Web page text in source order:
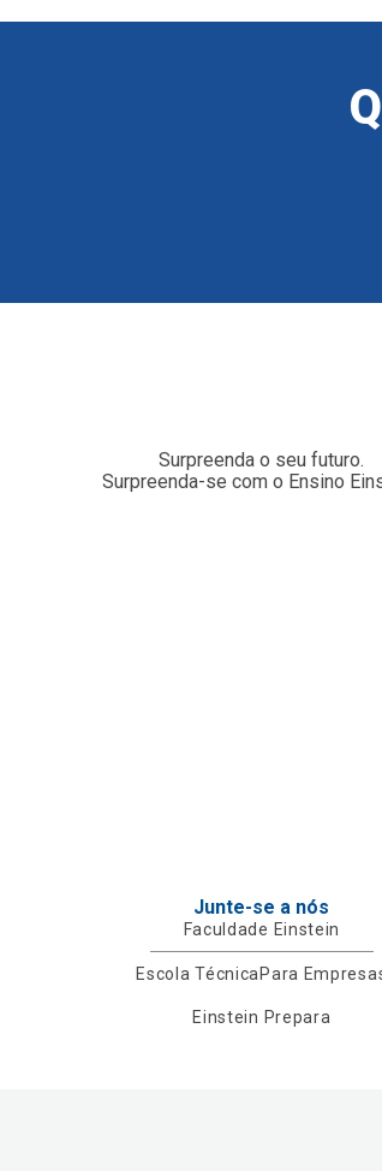
Surpreenda o seu futuro.
Surpreenda-se com o Ensino
Junte-se a nós
Faculdade Einstein
Escola TécnicaPara
Einstein Prepara